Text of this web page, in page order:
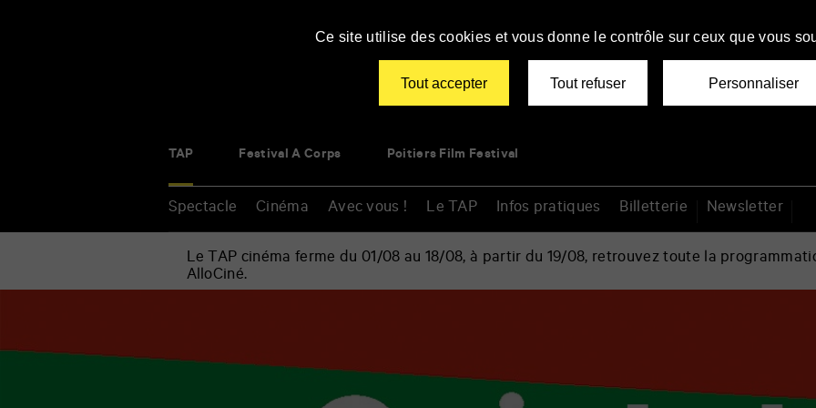
TAP Festival À Corps Poitiers Film Festival
Spectacle Cinéma Avec vous ! Le TAP Infos pratiques Billetterie Newsletter
Le TAP cinéma ferme du 01/08 au 18/08, à partir du 19/08, retrouvez toute la
AlloCiné.
mots
Musique
Ce site utilise des cookies et vous donne le contrôle sur ceux que vous
Tout accepter Tout refuser Personnaliser